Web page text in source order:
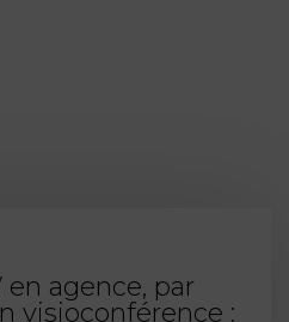
en agence, par
visioconférence :